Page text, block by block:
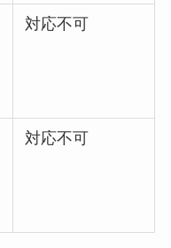
対応不可
対応不可